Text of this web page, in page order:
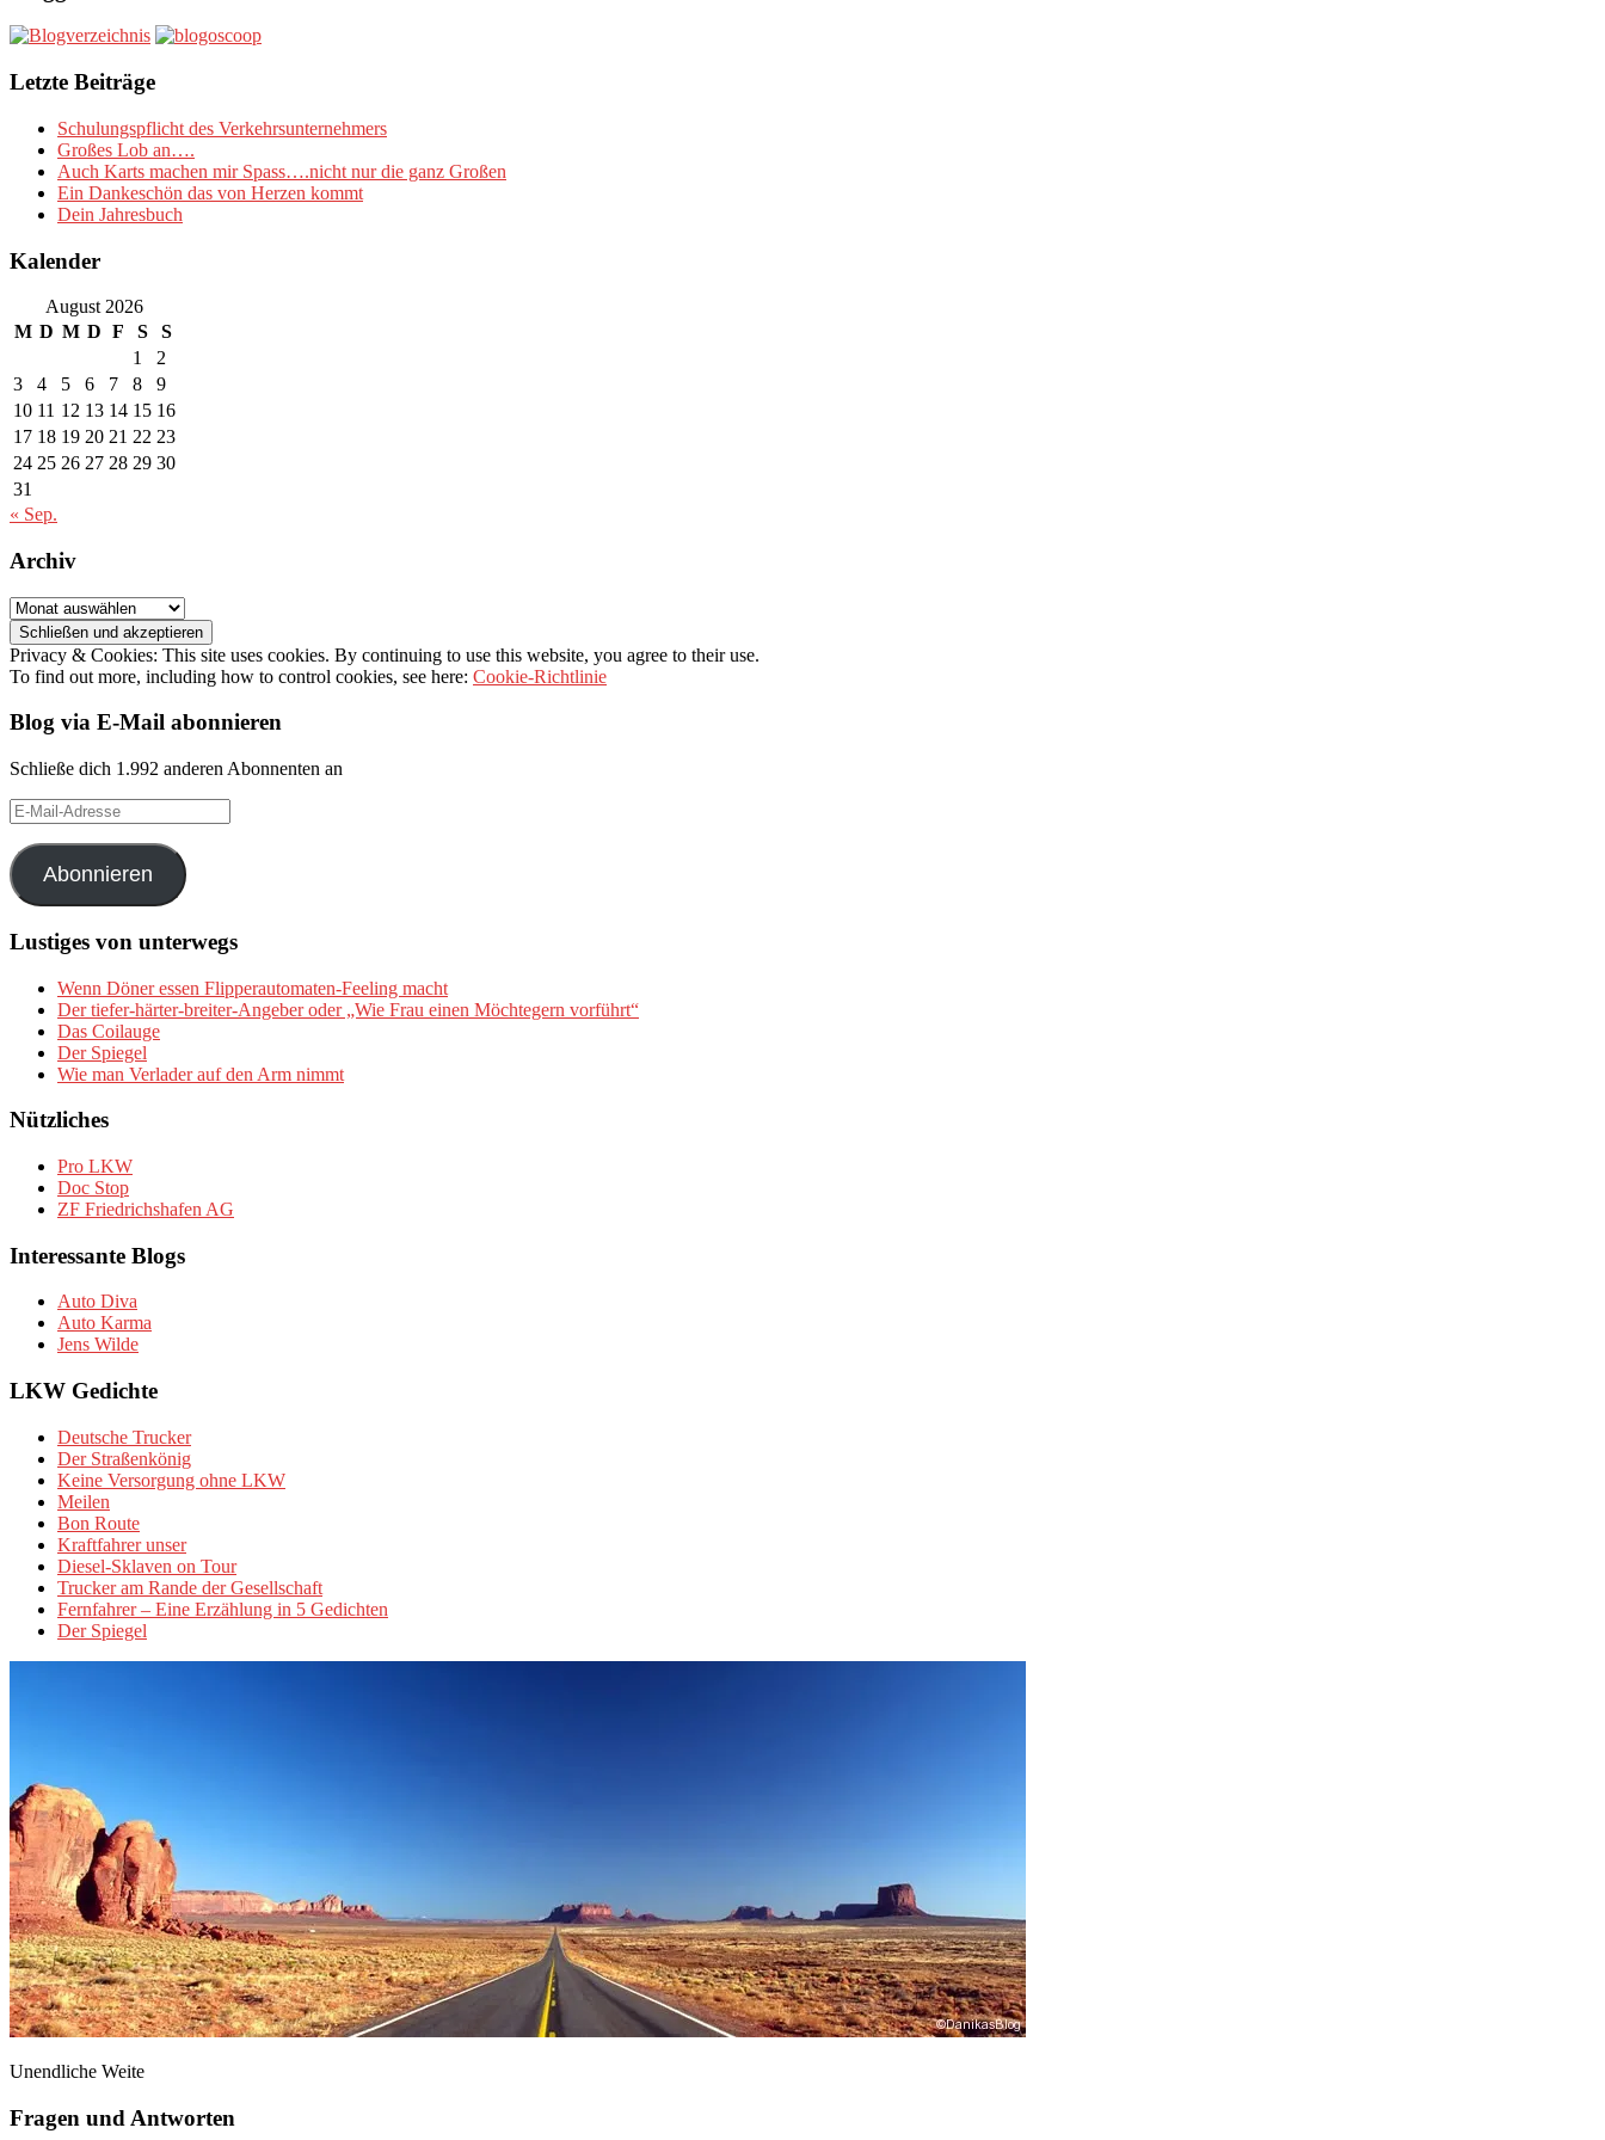
Letzte Beiträge
Schulungspflicht des Verkehrsunternehmers
Großes Lob an….
Auch Karts machen mir Spass….nicht nur die ganz Großen
Ein Dankeschön das von Herzen kommt
Dein Jahresbuch
Kalender
August 2026
M D M D F S
S
1
2
3
4 5 6 7 8
9
10 11 12 13 14 15 16
17 18 19 20 21 22 23
24 25 26 27 28 29 30
31
« Sep.
Archiv
Archiv
Privacy & Cookies: This site uses cookies. By continuing to use this website, you agree to their use.
To find out more, including how to control cookies, see here: Cookie-Richtlinie
Blog via E-Mail abonnieren
Schließe dich 1.992 anderen Abonnenten an
E-
Mail-
Adresse
Abonnieren
Lustiges von unterwegs
Wenn Döner essen Flipperautomaten-Feeling macht
Der tiefer-härter-breiter-Angeber oder „Wie Frau einen Möchtegern vorführt“
Das Coilauge
Der Spiegel
Wie man Verlader auf den Arm nimmt
Nützliches
Pro LKW
Doc Stop
ZF Friedrichshafen AG
Interessante Blogs
Auto Diva
Auto Karma
Jens Wilde
LKW Gedichte
Deutsche Trucker
Der Straßenkönig
Keine Versorgung ohne LKW
Meilen
Bon Route
Kraftfahrer unser
Diesel-Sklaven on Tour
Trucker am Rande der Gesellschaft
Fernfahrer – Eine Erzählung in 5 Gedichten
Der Spiegel
Unendliche Weite
Fragen und Antworten